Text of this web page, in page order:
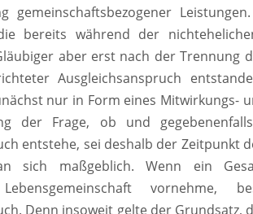
gemeinschaftsbezogener
bereits während der
aber erst nach der Trennung
Ausgleichsanspruch
nur in Form eines Mitwirkungs-
der Frage, ob und
entstehe, sei deshalb der Zeitpunkt
sich maßgeblich. Wenn ein
Lebensgemeinschaft
Denn insoweit gelte der